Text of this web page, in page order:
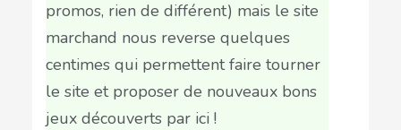
promos, rien de différent) mais le site
marchand nous reverse quelques
centimes qui permettent faire tourner
le site et proposer de nouveaux bons
jeux découverts par ici !